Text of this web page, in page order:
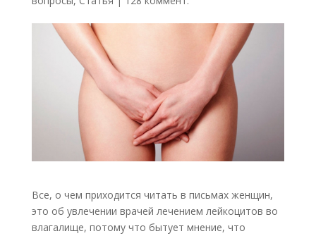
Все, о чем приходится читать в письмах женщин,
это об увлечении врачей лечением лейкоцитов во
влагалище, потому что бытует мнение, что